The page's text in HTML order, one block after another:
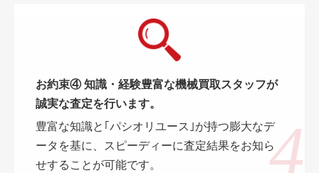
お約束④ 知識・経験豊富な機械買取スタッフが
誠実な査定を行います。
豊富な知識と｢パシオリユース｣が持つ膨大なデ
ータを基に、スピーディーに査定結果をお知ら
せすることが可能です。